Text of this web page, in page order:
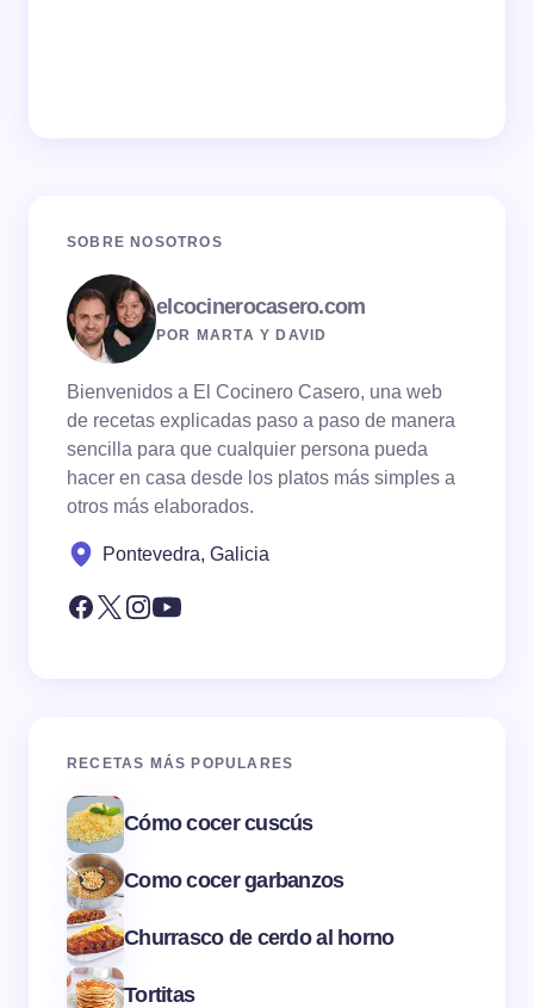
SOBRE NOSOTROS
elcocinerocasero.com
POR MARTA Y DAVID
Bienvenidos a El Cocinero Casero, una web
de recetas explicadas paso a paso de manera
sencilla para que cualquier persona pueda
hacer en casa desde los platos más simples a
otros más elaborados.
Pontevedra, Galicia
RECETAS MÁS POPULARES
Cómo cocer cuscús
Como cocer garbanzos
Churrasco de cerdo al horno
Tortitas